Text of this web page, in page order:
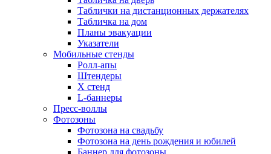
Таблички на дистанционных держателях
Табличка на дом
Планы эвакуации
Указатели
Мобильные стенды
Ролл-апы
Штендеры
Х стенд
L-баннеры
Пресс-воллы
Фотозоны
Фотозона на свадьбу
Фотозона на день рождения и юбилей
Баннер для фотозоны